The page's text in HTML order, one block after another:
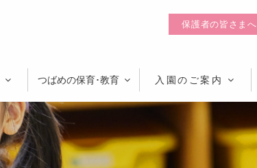
つばめの保育･教育 入園のご案内
保護者の皆さまへ